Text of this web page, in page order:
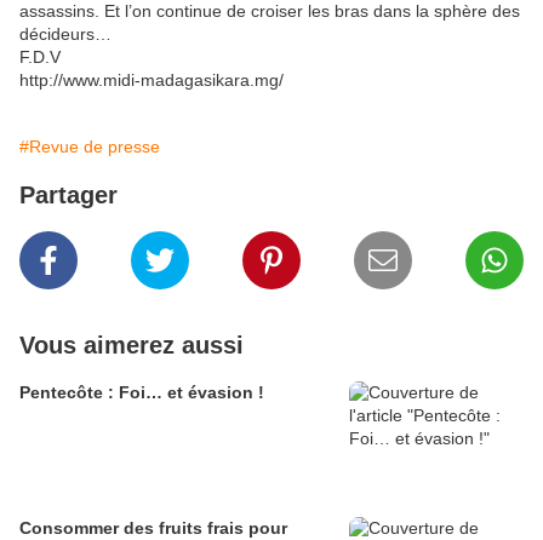
assassins. Et l’on continue de croiser les bras dans la sphère des
décideurs…
F.D.V
http://www.midi-madagasikara.mg/
#Revue de presse
Partager
Vous aimerez aussi
Pentecôte : Foi… et évasion !
Consommer des fruits frais pour